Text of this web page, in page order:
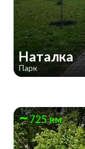
Наталка
Парк
725 км